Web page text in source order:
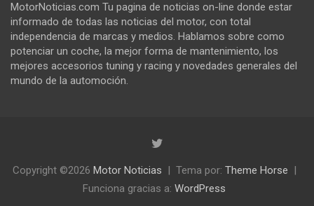
MotorNoticias.com Tu pagina de noticias on-line donde estar
informado de todas las noticias del motor, con total
independencia de marcas y medios. Hablamos sobre como
potenciar un coche, la mejor forma de mantenimiento, los
mejores accesorios tuning y racing y novedades generales del
mundo de la automoción.
Copyright ©2026 Motor Noticias Tema por: Theme Horse
Funciona gracias a: WordPress